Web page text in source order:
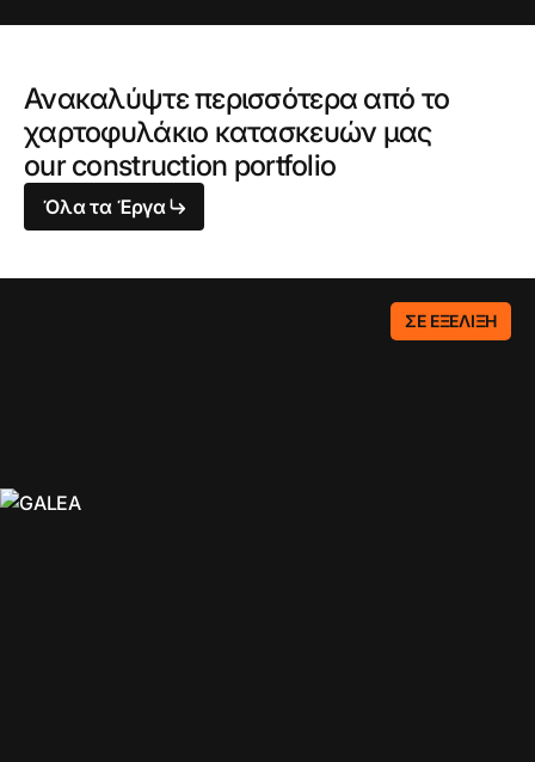
Ανακαλύψτε περισσότερα από το
χαρτοφυλάκιο κατασκευών μας
our construction portfolio
Όλα τα Έργα
ΣΕ ΕΞΈΛΙΞΗ